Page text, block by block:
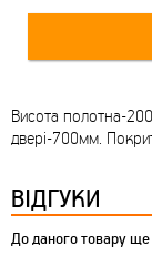
Висота полотна-
двері-700мм.
ВІДГУКИ
До даного товару